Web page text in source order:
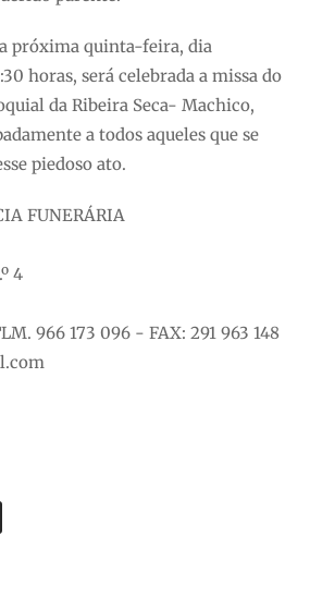
próxima quinta-feira, dia
horas, será celebrada a missa do
da Ribeira Seca- Machico,
a todos aqueles que se
piedoso ato.
FUNERÁRIA
4
966 173 096 - FAX: 291 963 148